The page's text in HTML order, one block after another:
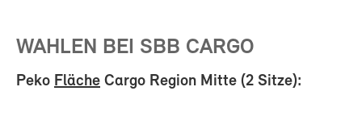
WAHLEN BEI SBB CARGO
Peko Fläche Cargo Region Mitte (2 Sitze):